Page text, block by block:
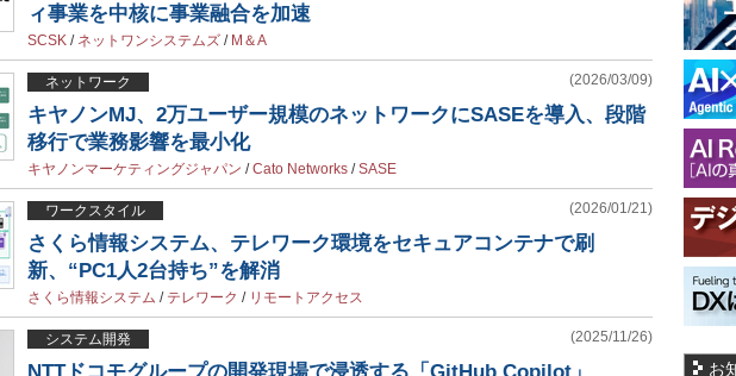
ィ事業を中核に事業融合を加速
SCSK / ネットワンシステムズ / M＆A
ネットワーク (2026/03/09)
キヤノンMJ、2万ユーザー規模のネットワークにSASEを導入、段階
移行で業務影響を最小化
キヤノンマーケティングジャパン /Cato Networks /SASE
ワークスタイル (2026/01/21)
さくら情報システム、テレワーク環境をセキュアコンテナで刷
新、“PC1人2台持ち”を解消
さくら情報システム / テレワーク / リモートアクセス
システム開発 (2025/11/26)
お